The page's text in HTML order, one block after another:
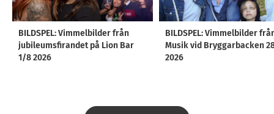
BILDSPEL: Vimmelbilder från
jubileumsfirandet på Lion Bar
1/8 2026
BILDSPEL: Vimmelbilder
Musik vid Bryggarbacken
2026